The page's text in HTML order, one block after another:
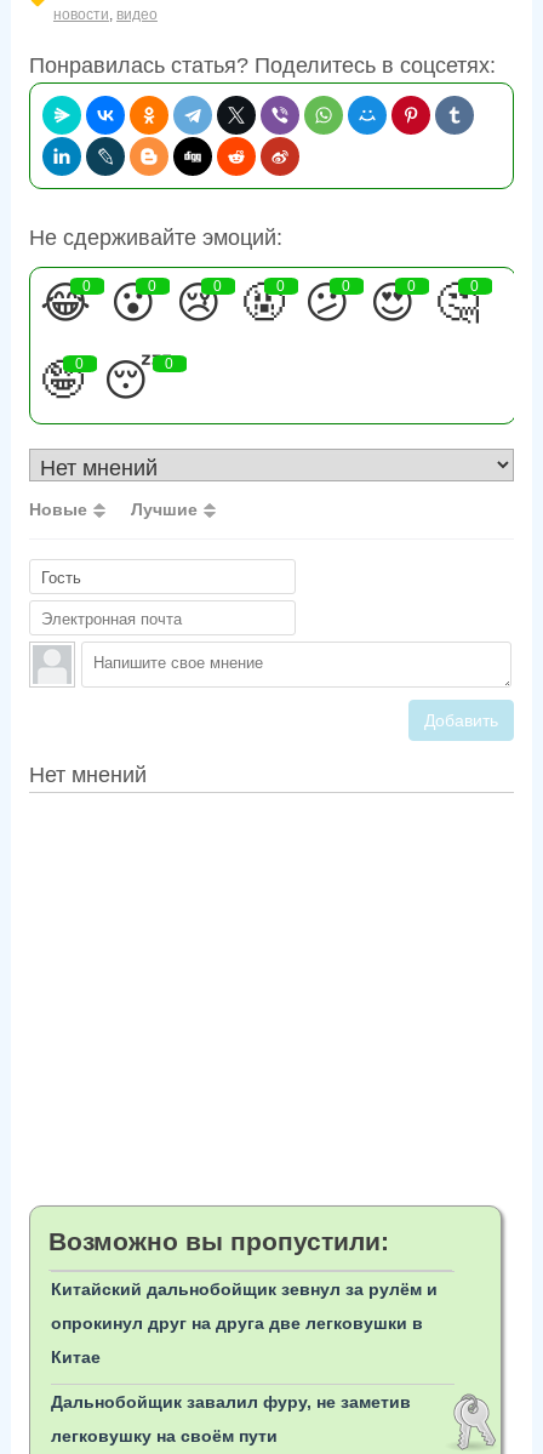
новости, видео
Понравилась статья? Поделитесь в соцсетях:
Не сдерживайте эмоций:
😂
0 😮
0 😢
0 🤬
0 😕
0 😍
0 🤔
0
🤪
0 😴
0
Новые Лучшие
Добавить
Нет мнений
Возможно вы пропустили:
Китайский дальнобойщик зевнул за рулём и
опрокинул друг на друга две легковушки в
Китае
Дальнобойщик завалил фуру, не заметив
легковушку на своём пути